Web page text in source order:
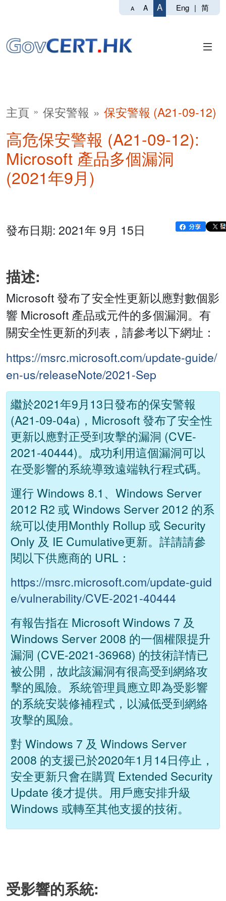
A A A Eng | 简
主頁 保安警報 保安警報 (A21-09-12)
高危保安警報 (A21-09-12):
Microsoft 產品多個漏洞
(2021年9月)
發布日期: 2021年 9月 15日
描述:
Microsoft 發布了安全性更新以應對數個影
響 Microsoft 產品或元件的多個漏洞。有
關安全性更新的列表，請參考以下網址：
https://msrc.microsoft.com/update-guide/
en-us/releaseNote/2021-Sep
繼於2021年9月13日發布的保安警報
(A21-09-04a)，Microsoft 發布了安全性
更新以應對正受到攻擊的漏洞 (CVE-
2021-40444)。成功利用這個漏洞可以
在受影響的系統導致遠端執行程式碼。
運行 Windows 8.1、Windows Server
2012 R2 或 Windows Server 2012 的系
統可以使用Monthly Rollup 或 Security
Only 及 IE Cumulative更新。詳請請參
閱以下供應商的 URL：
https://msrc.microsoft.com/update-guid
e/vulnerability/CVE-2021-40444
有報告指在 Microsoft Windows 7 及
Windows Server 2008 的一個權限提升
漏洞 (CVE-2021-36968) 的技術詳情已
被公開，故此該漏洞有很高受到網絡攻
擊的風險。系統管理員應立即為受影響
的系統安裝修補程式，以減低受到網絡
攻擊的風險。
對 Windows 7 及 Windows Server
2008 的支援已於2020年1月14日停止，
安全更新只會在購買 Extended Security
Update 後才提供。用戶應安排升級
Windows 或轉至其他支援的技術。
受影響的系統: